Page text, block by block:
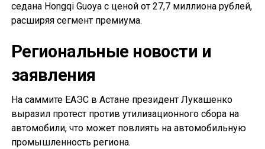
седана Hongqi Guoya с ценой от 27,7 миллиона рублей,
расширяя сегмент премиума.
Региональные новости и
заявления
На саммите ЕАЭС в Астане президент Лукашенко
выразил протест против утилизационного сбора на
автомобили, что может повлиять на автомобильную
промышленность региона.